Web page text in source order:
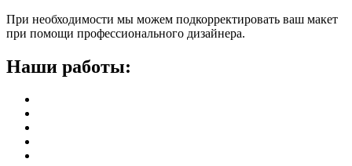
При необходимости мы можем подкорректировать ваш макет
при помощи профессионального дизайнера.
Наши работы: